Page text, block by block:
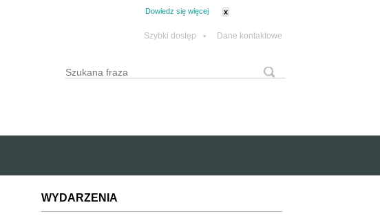
Dowiedz się więcej x
Szybki dostęp • Dane kontaktowe
Formularz wyszukiwania
Wyszukaj
WYDARZENIA